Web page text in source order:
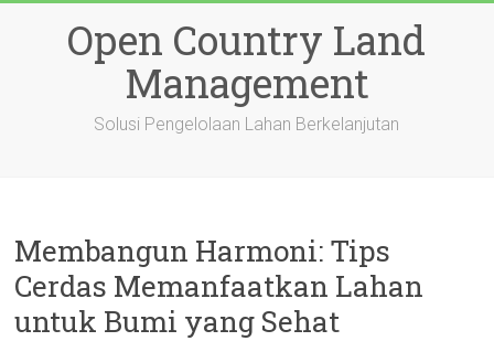
Open Country Land
Management
Solusi Pengelolaan Lahan Berkelanjutan
Membangun Harmoni: Tips
Cerdas Memanfaatkan Lahan
untuk Bumi yang Sehat